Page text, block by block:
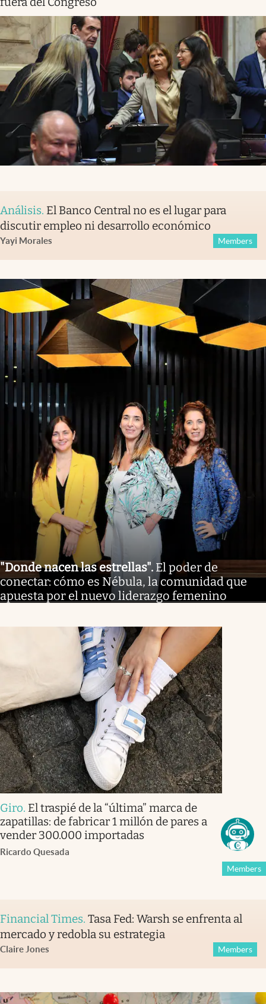
Análisis. El Banco Central no es el lugar para
discutir empleo ni desarrollo económico
Yayi Morales Members
"Donde nacen las estrellas". El poder de
conectar: cómo es Nébula, la comunidad que
apuesta por el nuevo liderazgo femenino
Giro. El traspié de la “última” marca de
zapatillas: de fabricar 1 millón de pares a
vender 300.000 importadas
Ricardo Quesada
Members
Financial Times. Tasa Fed: Warsh se enfrenta al
mercado y redobla su estrategia
Claire Jones Members